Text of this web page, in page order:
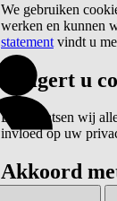
We gebruiken
werken en kunnen
statement vindt u
Weigert u
Dan plaatsen wij
invloed op uw
Akkoord